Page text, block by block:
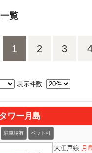
覧
1 2 3 4
表示件数:
ワー月島
駐車場有 ペット可
大江戸線 月